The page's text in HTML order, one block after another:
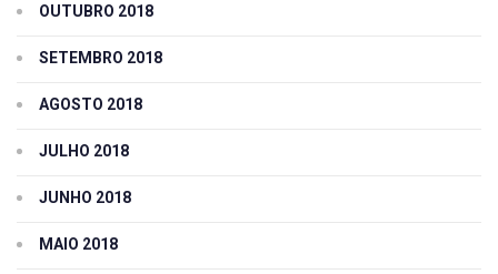
OUTUBRO 2018
SETEMBRO 2018
AGOSTO 2018
JULHO 2018
JUNHO 2018
MAIO 2018